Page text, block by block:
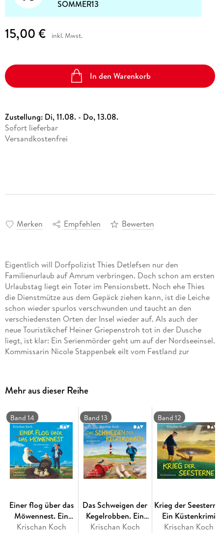
SOMMER13
15,00 € inkl. Mwst.
In den Warenkorb
Zustellung: Di, 11.08. - Do, 13.08.
Sofort lieferbar
Versandkostenfrei
Merken Empfehlen Bewerten
Eigentlich will Dorfpolizist Thies Detlefsen nur den
Familienurlaub auf Amrum verbringen. Doch schon am ersten
Urlaubstag liegt ein Toter im Pensionsbett. Noch ehe Thies
die Dienstmütze aus dem Gepäck ziehen kann, ist die Leiche
schon wieder spurlos verschwunden und taucht an den
verschiedensten Orten der Insel wieder auf. Als auch der
neue Touristikchef Heiner Griepenstroh tot in der Dusche
liegt, ist klar: Ein Serienmörder geht um auf der Nordseeinsel.
Kommissarin Nicole Stappenbek eilt vom Festland zur
Mädel1 mp3-CD | ca. 5 h 57 min
Mehr aus dieser Reihe
Band 14
Einer flog über das
Möwennest. Ein
Küstenkrimi
Krischan Koch
Band 13
Das Schweigen der
Kegelrobben. Ein
Inselkrimi
Krischan Koch
Band 12
Krieg der
Ein Küstenkrimi
Krischan Koch